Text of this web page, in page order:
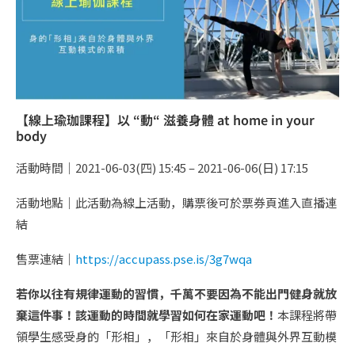
【線上瑜珈課程】以 “動“ 滋養身體 at home in your
body
活動時間｜2021-06-03(四) 15:45 – 2021-06-06(日) 17:15
活動地點｜此活動為線上活動，購票後可於票券頁進入直播連
結
售票連結｜ https://accupass.pse.is/3g7wqa
若你以往有規律運動的習慣，千萬不要因為不能出門健身就放
棄這件事！該運動的時間就學習如何在家運動吧！ 本課程將帶
領學生感受身的「形相」，「形相」來自於身體與外界互動模